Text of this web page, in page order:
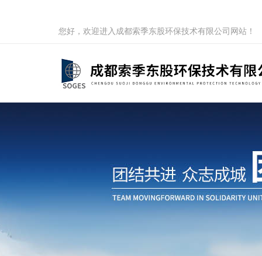
您好，欢迎进入成都索季东股环保技术有限公司网站！